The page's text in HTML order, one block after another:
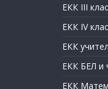
ЕКК III клас
ЕКК IV клас
ЕКК
ЕКК БЕЛ и
ЕКК